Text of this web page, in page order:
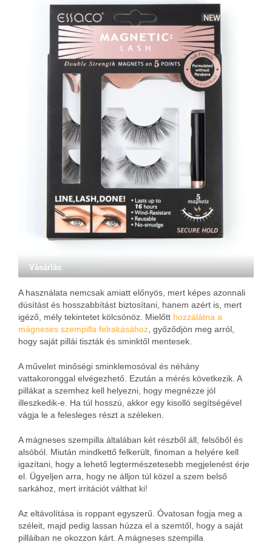
Vásárlás
A használata nemcsak amiatt előnyös, mert képes azonnali
dúsítást és hosszabbítást biztosítani, hanem azért is, mert
igéző, mély tekintetet kölcsönöz. Mielőtt hozzálátna a
mágneses szempilla felrakásához , győződjön meg arról,
hogy saját pillái tiszták és sminktől mentesek.
A művelet minőségi sminklemosóval és néhány
vattakoronggal elvégezhető. Ezután a mérés következik. A
pillákat a szemhez kell helyezni, hogy megnézze jól
illeszkedik-e. Ha túl hosszú, akkor egy kisolló segítségével
vágja le a felesleges részt a széleken.
A mágneses szempilla általában két részből áll, felsőből és
alsóból. Miután mindkettő felkerült, finoman a helyére kell
igazítani, hogy a lehető legtermészetesebb megjelenést érje
el. Ügyeljen arra, hogy ne álljon túl közel a szem belső
sarkához, mert irritációt válthat ki!
Az eltávolítása is roppant egyszerű. Óvatosan fogja meg a
széleit, majd pedig lassan húzza el a szemtől, hogy a saját
pilláiban ne okozzon kárt. A mágneses szempilla